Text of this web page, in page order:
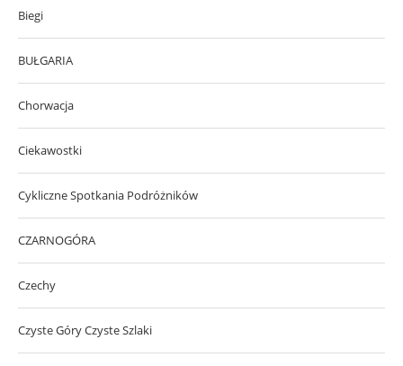
Biegi
BUŁGARIA
Chorwacja
Ciekawostki
Cykliczne Spotkania Podróżników
CZARNOGÓRA
Czechy
Czyste Góry Czyste Szlaki